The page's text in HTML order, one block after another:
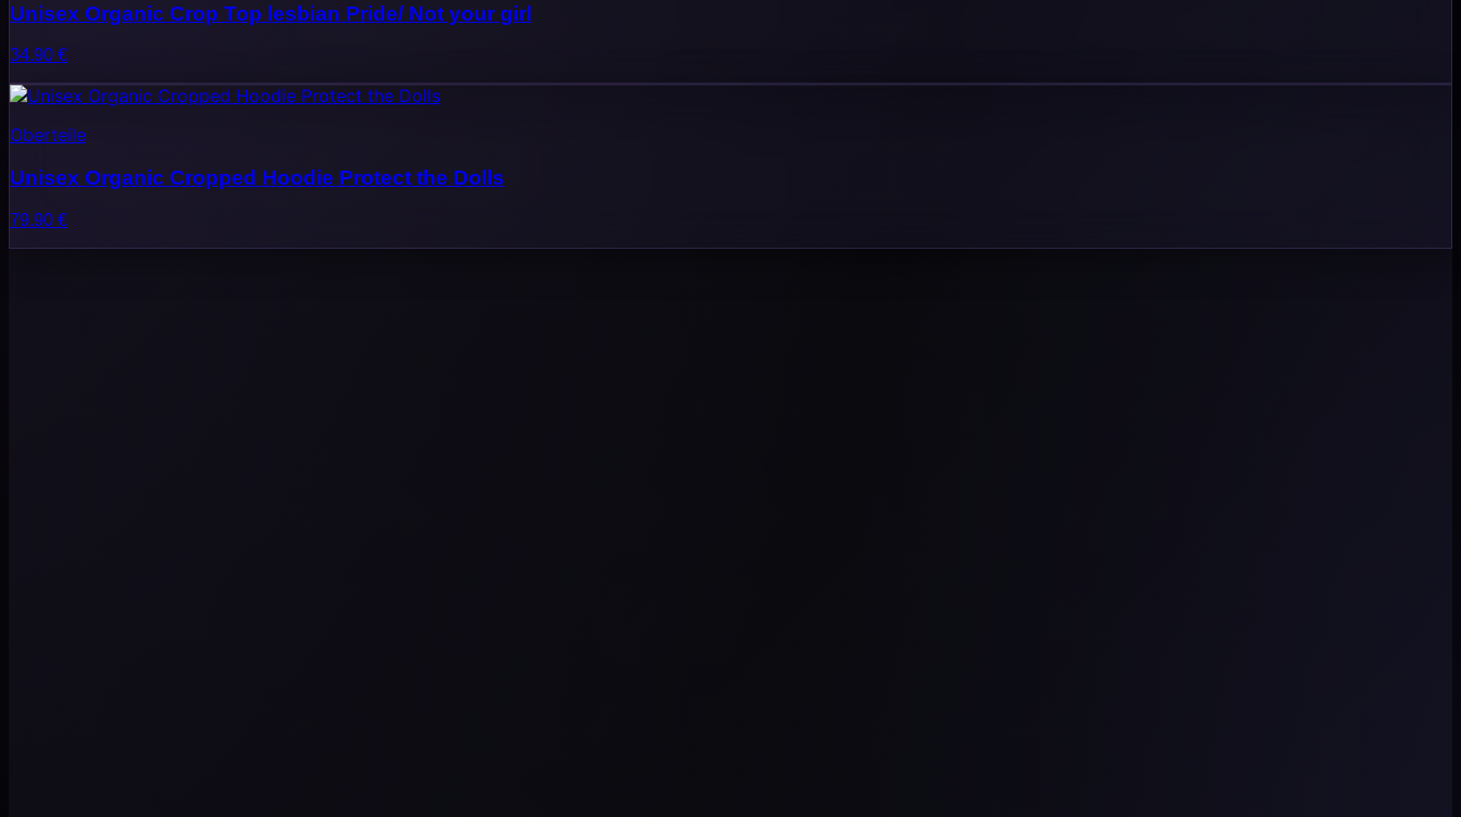
Unisex Organic Crop Top lesbian Pride/ Not your girl
34.90 €
Oberteile
Unisex Organic Cropped Hoodie Protect the Dolls
79.90 €